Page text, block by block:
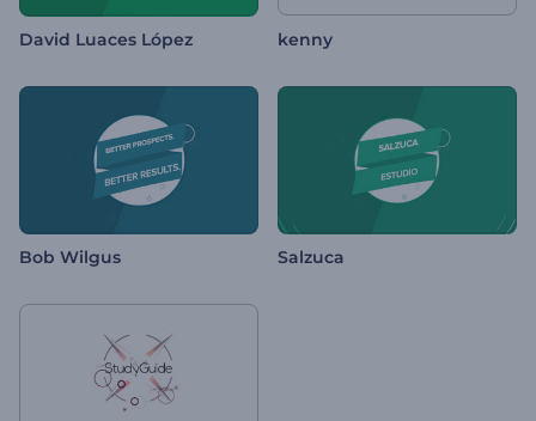
David Luaces López kenny
Bob Wilgus Salzuca